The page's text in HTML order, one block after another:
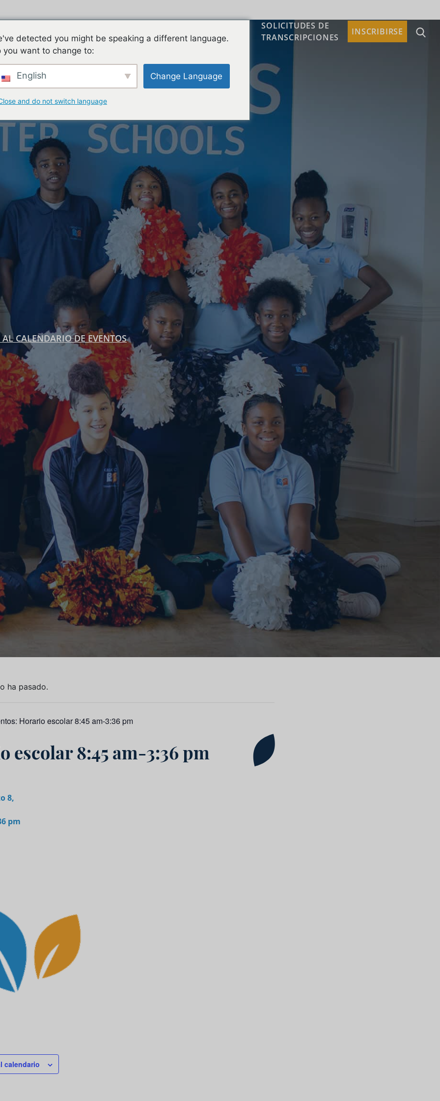
SOLICITUDES DE
TRANSCRIPCIONES
INSCRIBIRSE
AL CALENDARIO DE EVENTOS
ha pasado.
Horario escolar 8:45 am-3:36 pm
escolar 8:45 am-3:36 pm
8,
pm
calendario
detected you might be speaking a different language.
you want to change to:
English Change Language
and do not switch language